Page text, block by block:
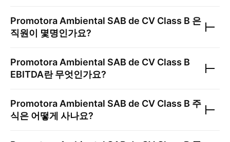
Promotora Ambiental SAB de CV Class B 은
직원이 몇명인가요?
Promotora Ambiental SAB de CV Class B
EBITDA란 무엇인가요?
Promotora Ambiental SAB de CV Class B 주
식은 어떻게 사나요?